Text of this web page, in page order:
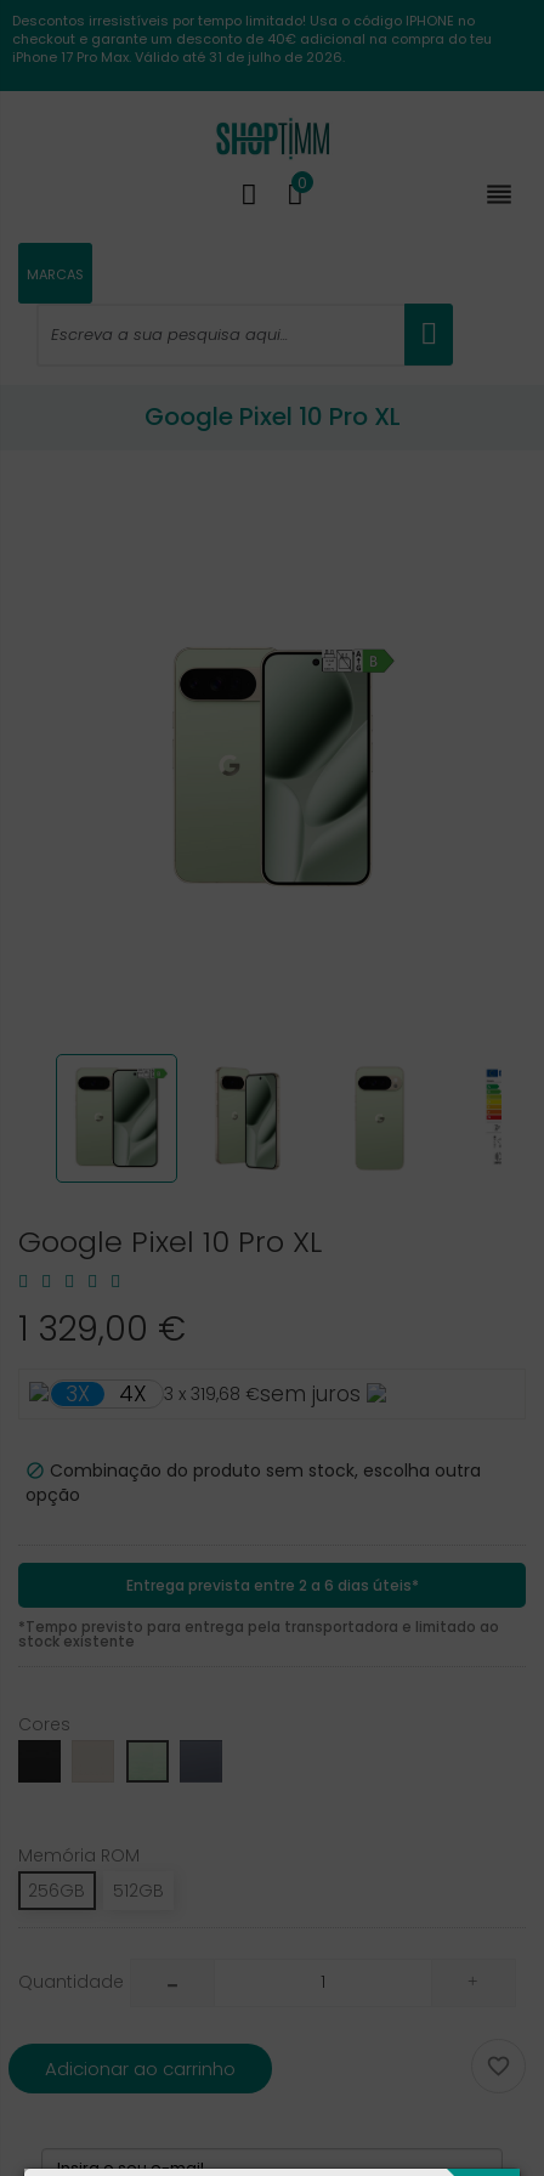
Descontos irresistíveis por tempo limitado! Usa o código IPHONE no
checkout e garante um desconto de 40€ adicional na compra do teu
iPhone 17 Pro Max. Válido até 31 de julho de 2026.

0
MARCAS
Google Pixel 10 Pro XL
Google Pixel 10 Pro XL
1 329,00 €
3X 4X 3 x 319,68 €sem juros
 Combinação do produto sem stock, escolha outra
opção
Entrega prevista entre 2 a 6 dias úteis*
*Tempo previsto para entrega pela transportadora e limitado ao
stock existente
Cores
Memória ROM
256GB
512GB
Quantidade
Adicionar ao carrinho 